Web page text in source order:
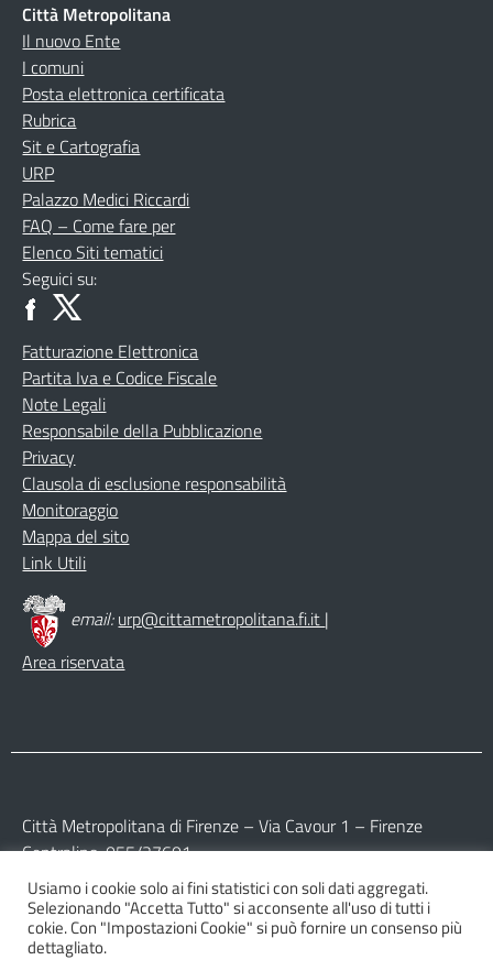
Città Metropolitana
Il nuovo Ente
I comuni
Posta elettronica certificata
Rubrica
Sit e Cartografia
URP
Palazzo Medici Riccardi
FAQ – Come fare per
Elenco Siti tematici
Seguici su:
Fatturazione Elettronica
Partita Iva e Codice Fiscale
Note Legali
Responsabile della Pubblicazione
Privacy
Clausola di esclusione responsabilità
Monitoraggio
Mappa del sito
Link Utili
email:urp@cittametropolitana.fi.it |
Area riservata
Città Metropolitana di Firenze – Via Cavour 1 – Firenze
Centralino: 055/27601
Partita IVA: 017 09 77 04 89
Codice Fiscale: 800 16 45 04 80
Usiamo i cookie solo ai fini statistici con soli dati aggregati.
Selezionando "Accetta Tutto" si acconsente all'uso di tutti i
cokie. Con "Impostazioni Cookie" si può fornire un consenso più
dettagliato.